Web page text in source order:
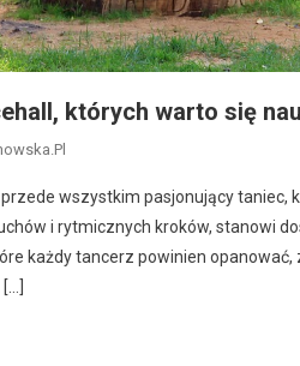
których warto się
wszystkim pasjonujący taniec,
i rytmicznych kroków, stanowi
każdy tancerz powinien opanować,